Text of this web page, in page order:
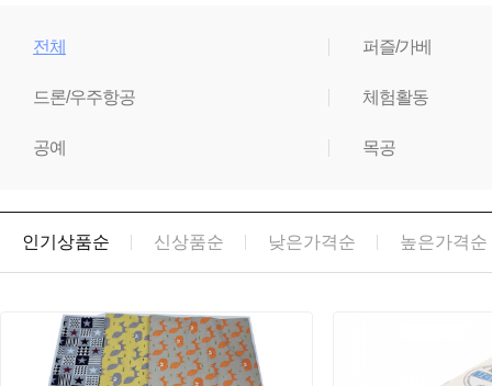
전체 퍼즐/가베
드론/우주항공 체험활동
공예 목공
인기상품순 신상품순 낮은가격순 높은가격순